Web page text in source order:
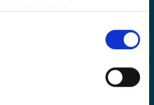
.
direktør, Lars Nordahl,
opbakning til projektet.